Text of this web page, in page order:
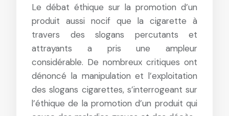
Le débat éthique sur la promotion d’un
produit aussi nocif que la cigarette à
travers des slogans percutants et
attrayants a pris une ampleur
considérable. De nombreux critiques ont
dénoncé la manipulation et l’exploitation
des slogans cigarettes, s’interrogeant sur
l’éthique de la promotion d’un produit qui